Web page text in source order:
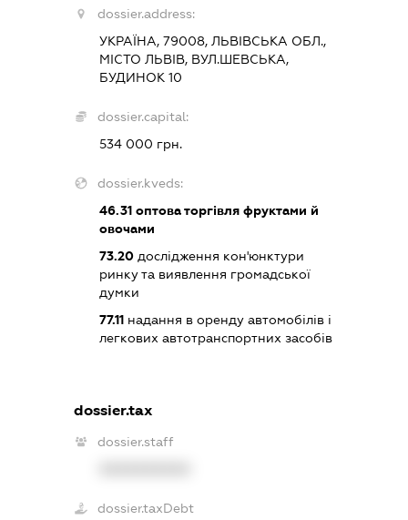
dossier.address:
УКРАЇНА, 79008, ЛЬВІВСЬКА ОБЛ.,
МІСТО ЛЬВІВ, ВУЛ.ШЕВСЬКА,
БУДИНОК 10
dossier.capital:
534 000 грн.
dossier.kveds:
46.31 оптова торгівля фруктами й
овочами
73.20 дослідження кон'юнктури
ринку та виявлення громадської
думки
77.11 надання в оренду автомобілів і
легкових автотранспортних засобів
dossier.tax
dossier.staff
dossier.taxDebt